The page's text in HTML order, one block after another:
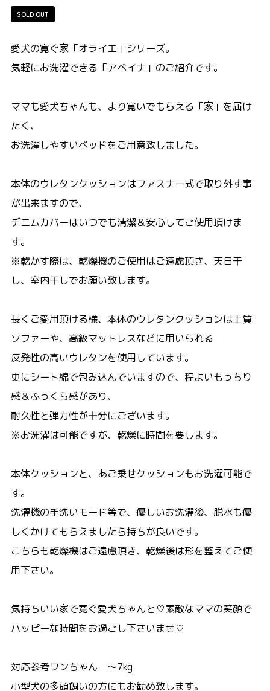
SOLD OUT
愛犬の寛ぐ家「オライエ」シリーズ。
気軽にお洗濯できる「アベイナ」のご紹介です。
ママも愛犬ちゃんも、より寛いでもらえる「家」を届け
たく、
お洗濯しやすいベッドをご用意致しました。
本体のウレタンクッションはファスナー式で取り外す事
が出来ますので、
デニムカバーはいつでも清潔＆安心してご使用頂けま
す。
※乾かす際は、乾燥機のご使用はご遠慮頂き、天日干
し、室内干しでお願い致します。
長くご愛用頂ける様、本体のウレタンクッションは上質
ソファーや、高級マットレスなどに用いられる
反発性の高いウレタンを使用しています。
更にシート綿で包み込んでいますので、程よいもっちり
感＆ふっくら感があり、
耐久性と弾力性が十分にございます。
※お洗濯は可能ですが、乾燥に時間を要します。
本体クッションと、あご乗せクッションもお洗濯可能で
す。
洗濯機の手洗いモード等で、優しいお洗濯後、脱水も優
しくかけてもらえましたら持ちが良いです。
こちらも乾燥機はご遠慮頂き、乾燥後は形を整えてご使
用下さい。
気持ちいい家で寛ぐ愛犬ちゃんと♡素敵なママの笑顔で
ハッピーな時間をお過ごし下さいませ♡
対応参考ワンちゃん ～7kg
小型犬の多頭飼いの方にもお勧め致します。